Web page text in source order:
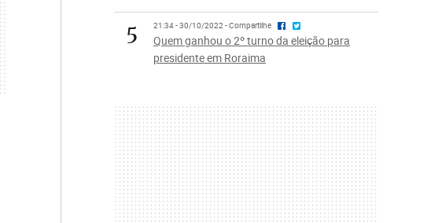
5 21:34 - 30/10/2022 - Compartilhe
Quem ganhou o 2º turno da eleição para
presidente em Roraima